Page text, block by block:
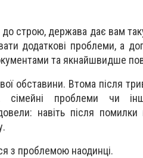
строю, держава дає вам
додаткові проблеми, а
та якнайшвидше
обставини. Втома після
сімейні проблеми чи
навіть після
з проблемою наодинці.